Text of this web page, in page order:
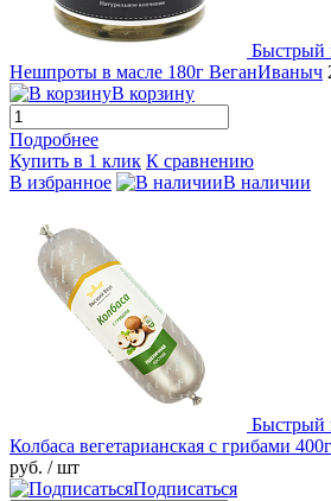
Быстрый
Нешпроты в масле 180г ВеганИваныч
В корзину
Подробнее
Купить в 1 клик К сравнению
В избранное
В наличии
Быстрый
Колбаса вегетарианская с грибами
руб. / шт
Подписаться